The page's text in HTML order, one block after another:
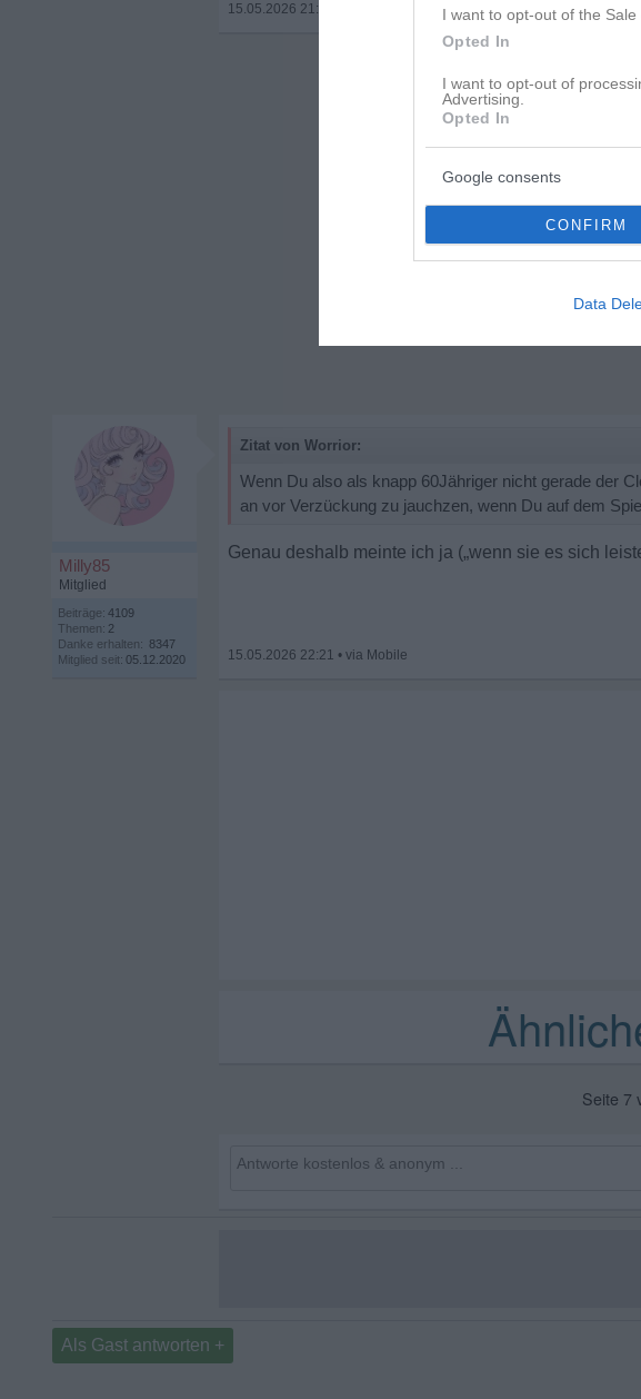
I want to opt-out of the Sale
Opted In
I want to opt-out of
Advertising.
Opted In
Google consents
CONFIRM
Data
15.05.2026 21:17
Milly85
Mitglied
Beiträge: 4109
Themen: 2
Danke erhalten: 8347
Mitglied seit: 05.12.2020
Zitat von Worrior:
Wenn Du also als knapp 60Jähriger nicht gerade der
an vor Verzückung zu jauchzen, wenn Du auf dem
Genau deshalb meinte ich ja („wenn sie es sich
15.05.2026 22:21 •
Seite 7
Als Gast antworten +